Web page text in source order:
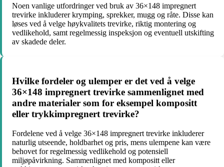
Noen vanlige utfordringer ved bruk av 36×148 impregnert
trevirke inkluderer krymping, sprekker, mugg og råte. Disse kan
løses ved å velge høykvalitets trevirke, riktig montering og
vedlikehold, samt regelmessig inspeksjon og eventuell utskifting
av skadede deler.
Hvilke fordeler og ulemper er det ved å velge
36×148 impregnert trevirke sammenlignet med
andre materialer som for eksempel kompositt
eller trykkimpregnert trevirke?
Fordelene ved å velge 36×148 impregnert trevirke inkluderer
naturlig utseende, holdbarhet og pris, mens ulempene kan være
behovet for regelmessig vedlikehold og potensiell
miljøpåvirkning. Sammenlignet med kompositt eller